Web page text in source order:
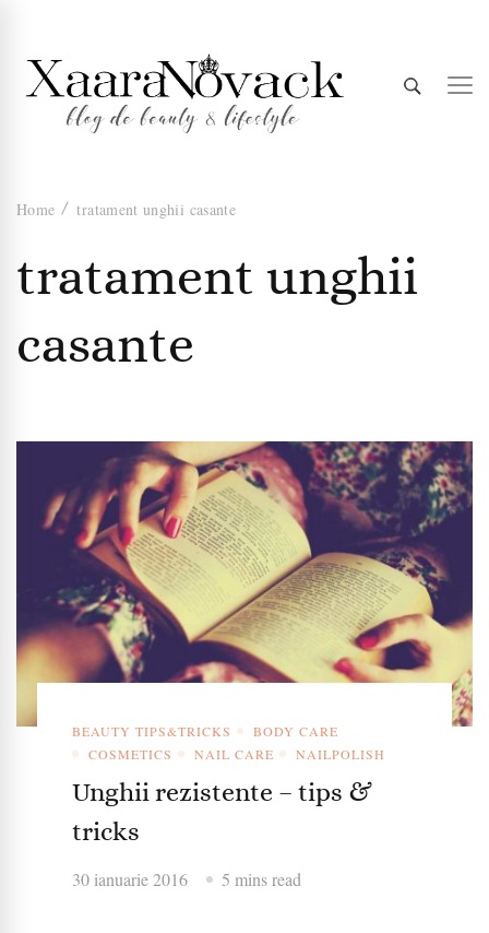
Xaara
Novack
Home tratament unghii casante
tratament unghii
casante
BEAUTY TIPS&TRICKS
BODY CARE
COSMETICS
NAIL CARE NAILPOLISH
Unghii rezistente – tips &
tricks
30 ianuarie 2016 5 mins read